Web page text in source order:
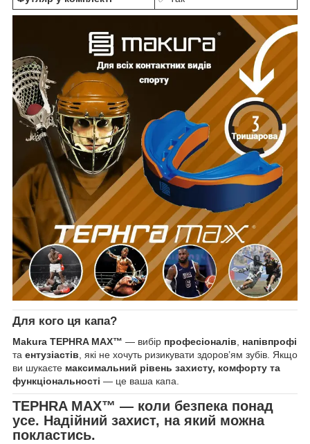
Для кого ця капа?
Makura TEPHRA MAX™ — вибір професіоналів, напівпрофі
та ентузіастів, які не хочуть ризикувати здоров’ям зубів. Якщо
ви шукаєте максимальний рівень захисту, комфорту та
функціональності — це ваша капа.
TEPHRA MAX™ — коли безпека понад
усе. Надійний захист, на який можна
покластись.